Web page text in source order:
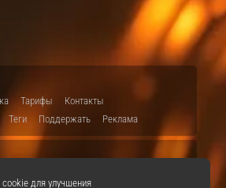
Тарифы
Контакты
Теги Поддержать Реклама
для улучшения